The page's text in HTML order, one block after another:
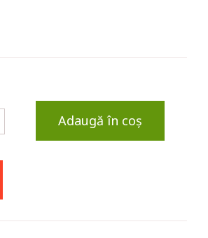
Adaugă în coș